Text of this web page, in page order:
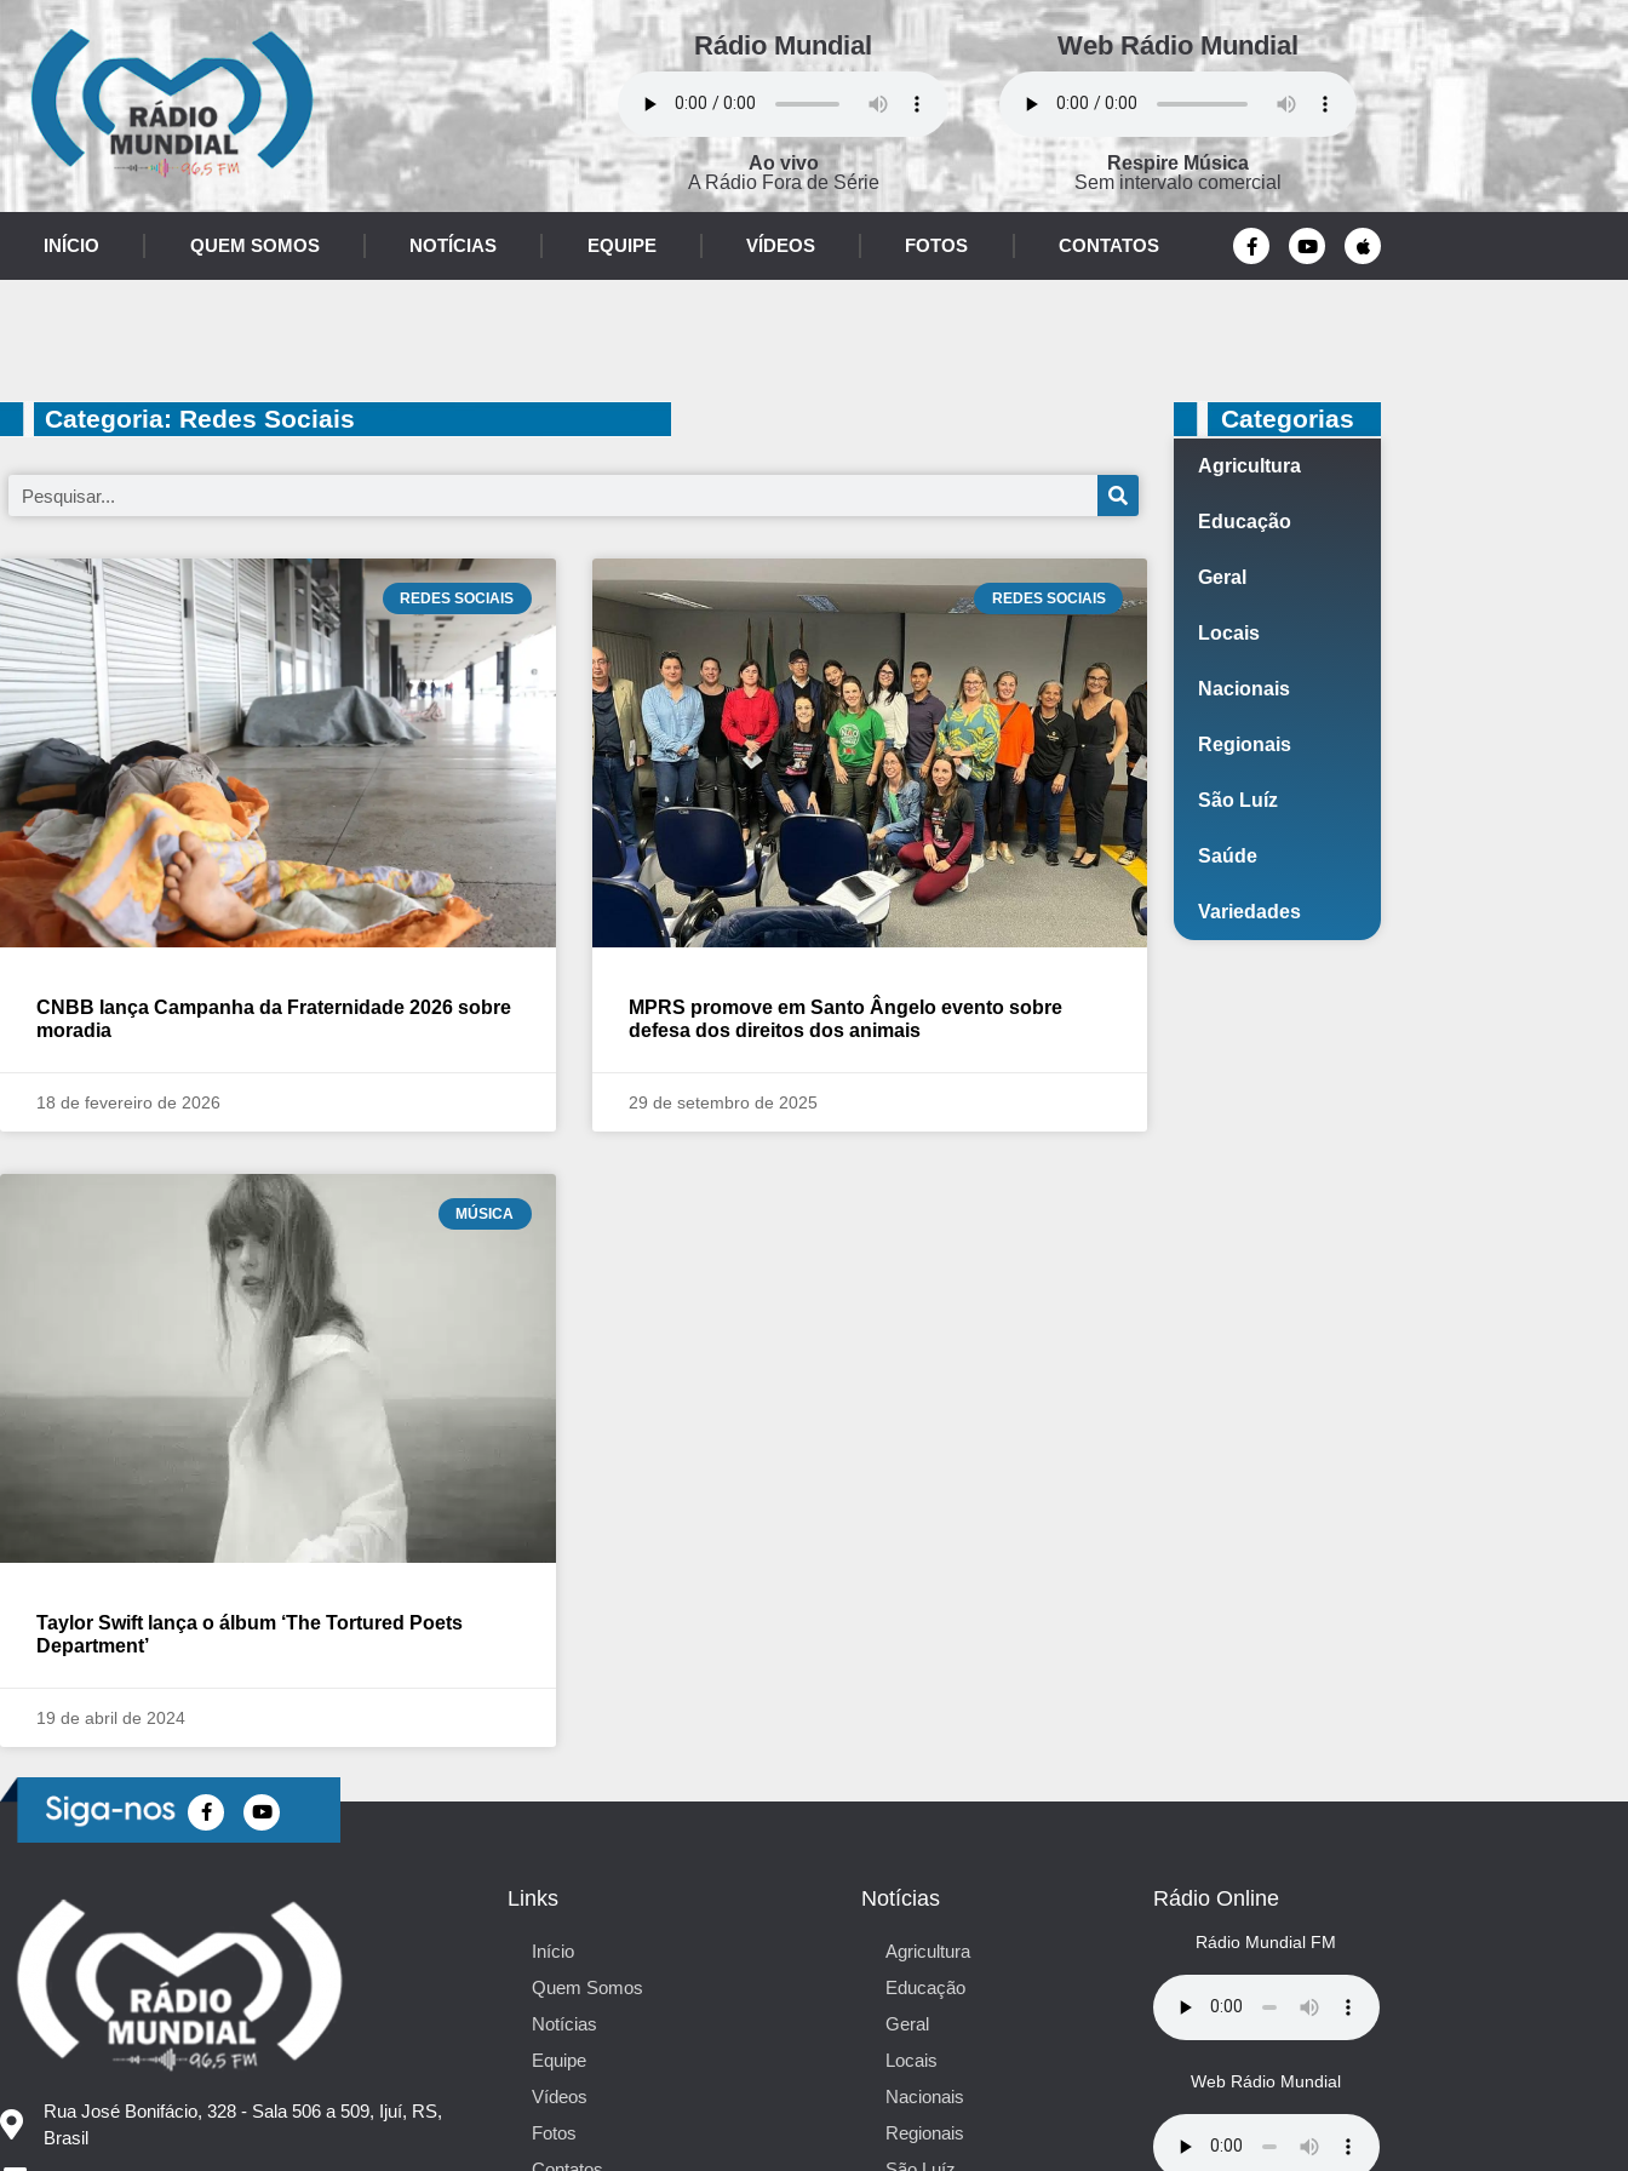
Rádio Mundial
Ao vivo
A Rádio Fora de Série
Web Rádio Mundial
Respire Música
Sem intervalo comercial
INÍCIO QUEM SOMOS NOTÍCIAS EQUIPE VÍDEOS FOTOS CONTATOS
Categoria: Redes Sociais
REDES SOCIAIS
CNBB lança Campanha da Fraternidade 2026 sobre
moradia
18 de fevereiro de 2026
REDES SOCIAIS
MPRS promove em Santo Ângelo evento sobre
defesa dos direitos dos animais
29 de setembro de 2025
MÚSICA
Taylor Swift lança o álbum ‘The Tortured Poets
Department’
19 de abril de 2024
Categorias
Agricultura
Educação
Geral
Locais
Nacionais
Regionais
São Luíz
Saúde
Variedades
Rua José Bonifácio, 328 - Sala 506 a 509, Ijuí, RS,
Brasil
Links
Início
Quem Somos
Notícias
Equipe
Vídeos
Fotos
Notícias
Agricultura
Educação
Geral
Locais
Nacionais
Regionais
Rádio Online
Rádio Mundial FM
Web Rádio Mundial